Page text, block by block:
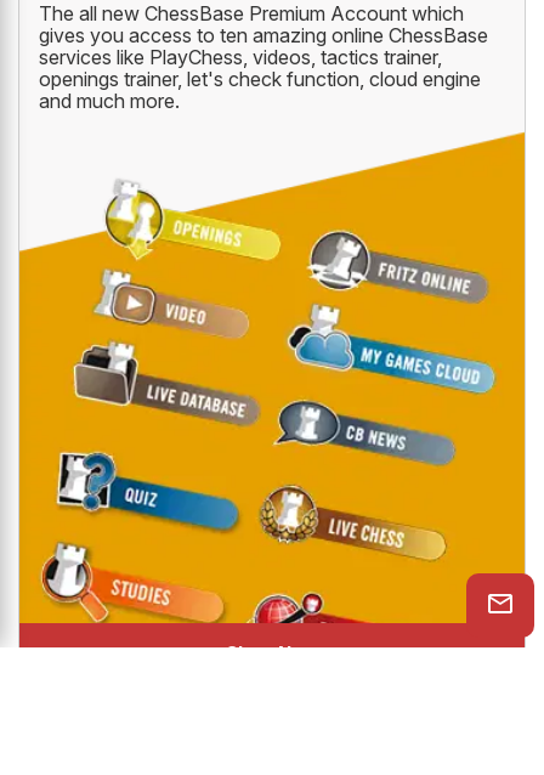
The all new ChessBase Premium Account which
gives you access to ten amazing online ChessBase
services like PlayChess, videos, tactics trainer,
openings trainer, let's check function, cloud engine
and much more.
Shop Now